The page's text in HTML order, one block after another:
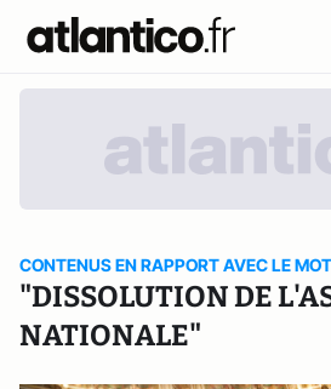
CONTENUS EN RAPPORT AVEC LE
"DISSOLUTION DE
NATIONALE"